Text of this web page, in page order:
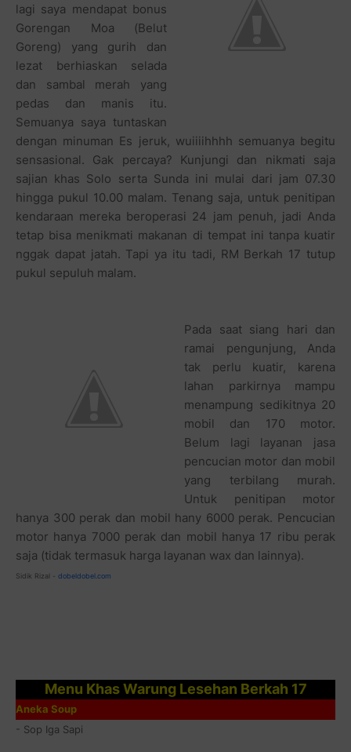
lagi saya mendapat bonus
Gorengan Moa (Belut
Goreng) yang gurih dan
lezat berhiaskan selada
dan sambal merah yang
pedas dan manis itu.
Semuanya saya tuntaskan
dengan minuman Es jeruk, wuiiiihhhh semuanya begitu
sensasional. Gak percaya? Kunjungi dan nikmati saja
sajian khas Solo serta Sunda ini mulai dari jam 07.30
hingga pukul 10.00 malam. Tenang saja, untuk penitipan
kendaraan mereka beroperasi 24 jam penuh, jadi Anda
tetap bisa menikmati makanan di tempat ini tanpa kuatir
nggak dapat jatah. Tapi ya itu tadi, RM Berkah 17 tutup
pukul sepuluh malam.
Pada saat siang hari dan
ramai pengunjung, Anda
tak perlu kuatir, karena
lahan parkirnya mampu
menampung sedikitnya 20
mobil dan 170 motor.
Belum lagi layanan jasa
pencucian motor dan mobil
yang terbilang murah.
Untuk penitipan motor
hanya 300 perak dan mobil hany 6000 perak. Pencucian
motor hanya 7000 perak dan mobil hanya 17 ribu perak
saja (tidak termasuk harga layanan wax dan lainnya).
Sidik Rizal - dobeldobel.com
Menu Khas Warung Lesehan Berkah 17
Aneka Soup
- Sop Iga Sapi